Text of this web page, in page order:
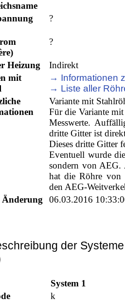
?
?
Heizung
Indirekt
mit
→ Informationen
→ Liste aller
Variante mit
Für die Variante
Messwerte.
dritte Gitter ist
Dieses dritte Gitter
Eventuell wurde
sondern von AEG.
hat die Röhre von
den AEG-
Änderung
06.03.2016
der
System 1
k